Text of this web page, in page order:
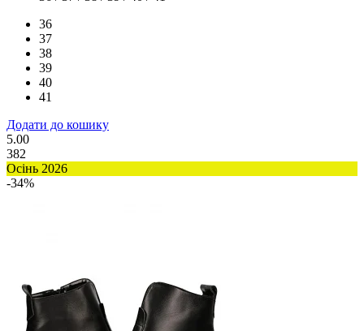
36
37
38
39
40
41
Додати до кошику
5.00
382
Осінь 2026
-34%